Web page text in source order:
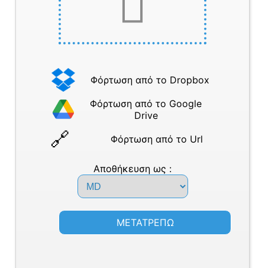
Φόρτωση από το Dropbox
Φόρτωση από το Google
Drive
Φόρτωση από το Url
Αποθήκευση ως :
ΜΕΤΑΤΡΕΠΩ